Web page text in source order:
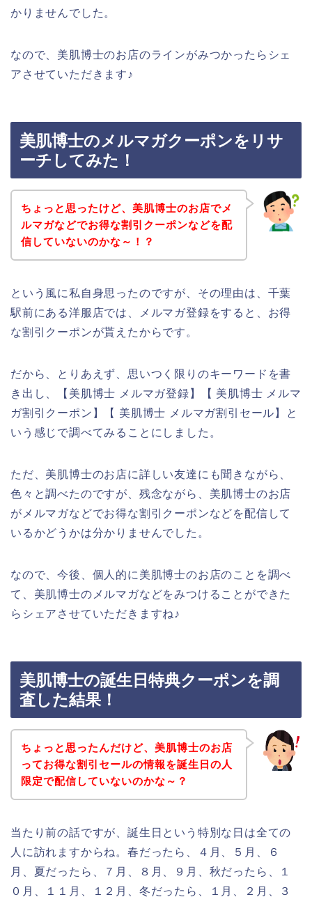
かりませんでした。
なので、美肌博士のお店のラインがみつかったらシェ
アさせていただきます♪
美肌博士のメルマガクーポンをリサ
ーチしてみた！
ちょっと思ったけど、美肌博士のお店でメ
ルマガなどでお得な割引クーポンなどを配
信していないのかな～！？
という風に私自身思ったのですが、その理由は、千葉
駅前にある洋服店では、メルマガ登録をすると、お得
な割引クーポンが貰えたからです。
だから、とりあえず、思いつく限りのキーワードを書
き出し、【美肌博士 メルマガ登録】【 美肌博士 メルマ
ガ割引クーポン】【 美肌博士 メルマガ割引セール】と
いう感じで調べてみることにしました。
ただ、美肌博士のお店に詳しい友達にも聞きながら、
色々と調べたのですが、残念ながら、美肌博士のお店
がメルマガなどでお得な割引クーポンなどを配信して
いるかどうかは分かりませんでした。
なので、今後、個人的に美肌博士のお店のことを調べ
て、美肌博士のメルマガなどをみつけることができた
らシェアさせていただきますね♪
美肌博士の誕生日特典クーポンを調
査した結果！
ちょっと思ったんだけど、美肌博士のお店
ってお得な割引セールの情報を誕生日の人
限定で配信していないのかな～？
当たり前の話ですが、誕生日という特別な日は全ての
人に訪れますからね。春だったら、４月、５月、６
月、夏だったら、７月、８月、９月、秋だったら、１
０月、１１月、１２月、冬だったら、１月、２月、３